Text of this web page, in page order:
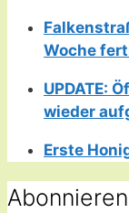
Woche
UPDATE:
wieder
Erste
Abonnieren